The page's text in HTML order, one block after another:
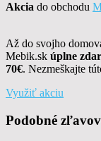
Akcia do obchodu
Až do svojho
Mebik.sk úplne
70€. Nezmeškajte
Využiť akciu
Podobné